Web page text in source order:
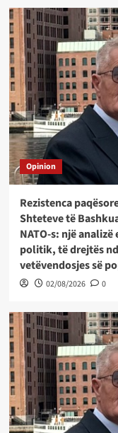
Opinion
Rezistenca
Shteteve të
NATO-s: një
politik, të drejtës
vetëvendosjes së
02/08/2026 0